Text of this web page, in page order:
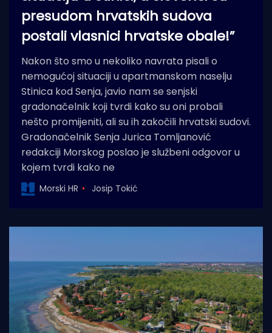
presudom hrvatskih sudova
postali vlasnici hrvatske obale!”
Nakon što smo u nekoliko navrata pisali o
nemogućoj situaciji u apartmanskom naselju
Stinica kod Senja, javio nam se senjski
gradonačelnik koji tvrdi kako su oni probali
nešto promijeniti, ali su ih zakočili hrvatski sudovi.
Gradonačelnik Senja Jurica Tomljanović
redakciji Morskog poslao je službeni odgovor u
kojem tvrdi kako ne
Morski HR Josip Tokić